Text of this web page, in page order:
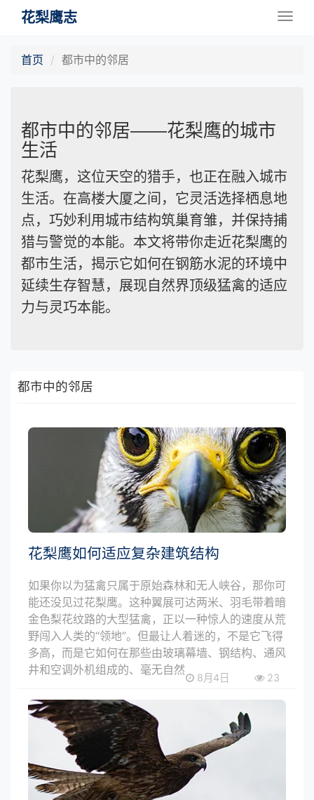
花梨鹰志
首页 都市中的邻居
都市中的邻居——花梨鹰的城市
生活
花梨鹰，这位天空的猎手，也正在融入城市
生活。在高楼大厦之间，它灵活选择栖息地
点，巧妙利用城市结构筑巢育雏，并保持捕
猎与警觉的本能。本文将带你走近花梨鹰的
都市生活，揭示它如何在钢筋水泥的环境中
延续生存智慧，展现自然界顶级猛禽的适应
力与灵巧本能。
都市中的邻居
花梨鹰如何适应复杂建筑结构
如果你以为猛禽只属于原始森林和无人峡谷，那你可
能还没见过花梨鹰。这种翼展可达两米、羽毛带着暗
金色梨花纹路的大型猛禽，正以一种惊人的速度从荒
野闯入人类的“领地”。但最让人着迷的，不是它飞得
多高，而是它如何在那些由玻璃幕墙、钢结构、通风
井和空调外机组成的、毫无自然
8月4日 23